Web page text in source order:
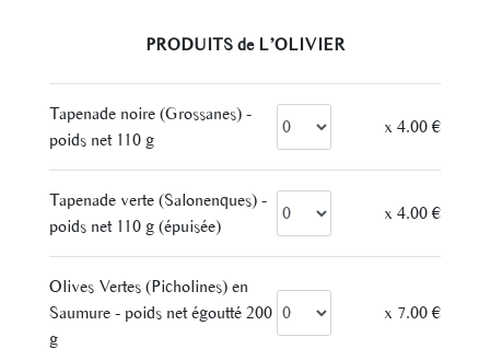
– PRODUITS de L’OLIVIER –
Tapenade noire (Grossanes) -
poids net 110 g
x 4.00 €
Tapenade verte (Salonenques) -
poids net 110 g (épuisée)
x 4.00 €
Olives Vertes (Picholines) en
Saumure - poids net égoutté 200
g
x 7.00 €